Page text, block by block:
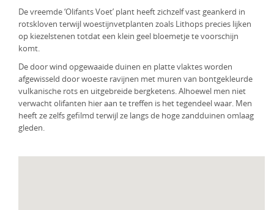
De vreemde ‘Olifants Voet’ plant heeft zichzelf vast geankerd in
rotskloven terwijl woestijnvetplanten zoals Lithops precies lijken
op kiezelstenen totdat een klein geel bloemetje te voorschijn
komt.
De door wind opgewaaide duinen en platte vlaktes worden
afgewisseld door woeste ravijnen met muren van bontgekleurde
vulkanische rots en uitgebreide bergketens. Alhoewel men niet
verwacht olifanten hier aan te treffen is het tegendeel waar. Men
heeft ze zelfs gefilmd terwijl ze langs de hoge zandduinen omlaag
gleden.